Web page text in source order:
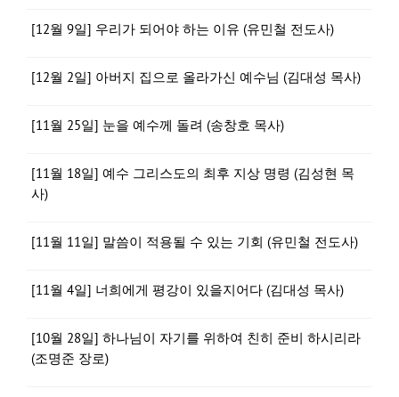
[12월 9일] 우리가 되어야 하는 이유 (유민철 전도사)
[12월 2일] 아버지 집으로 올라가신 예수님 (김대성 목사)
[11월 25일] 눈을 예수께 돌려 (송창호 목사)
[11월 18일] 예수 그리스도의 최후 지상 명령 (김성현 목
사)
[11월 11일] 말씀이 적용될 수 있는 기회 (유민철 전도사)
[11월 4일] 너희에게 평강이 있을지어다 (김대성 목사)
[10월 28일] 하나님이 자기를 위하여 친히 준비 하시리라
(조명준 장로)